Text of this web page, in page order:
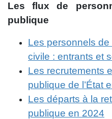
Les flux de
publique
Les personnels
civile : entrants et
Les recrutements
publique de l’État
Les départs à la
publique en 2024